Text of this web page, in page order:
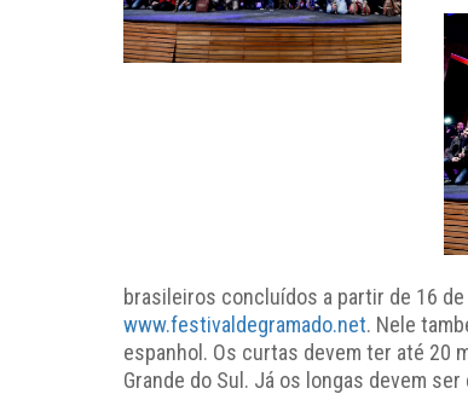
brasileiros concluídos a partir de 16
www.festivaldegramado.net. Nele
espanhol. Os curtas devem ter até 20
Grande do Sul. Já os longas devem